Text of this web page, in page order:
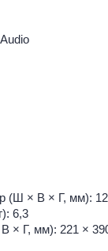
(Ш × В × Г, мм):
6,3
× Г, мм): 221 ×